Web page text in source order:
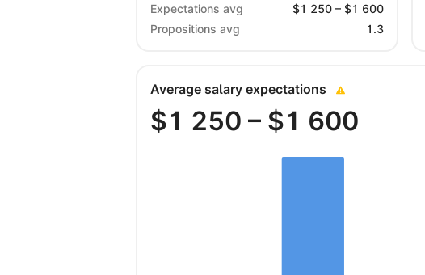
Expectations avg $1 250 – $1 600
Propositions avg
1.3
Average salary expectations
$1 250 – $1 600